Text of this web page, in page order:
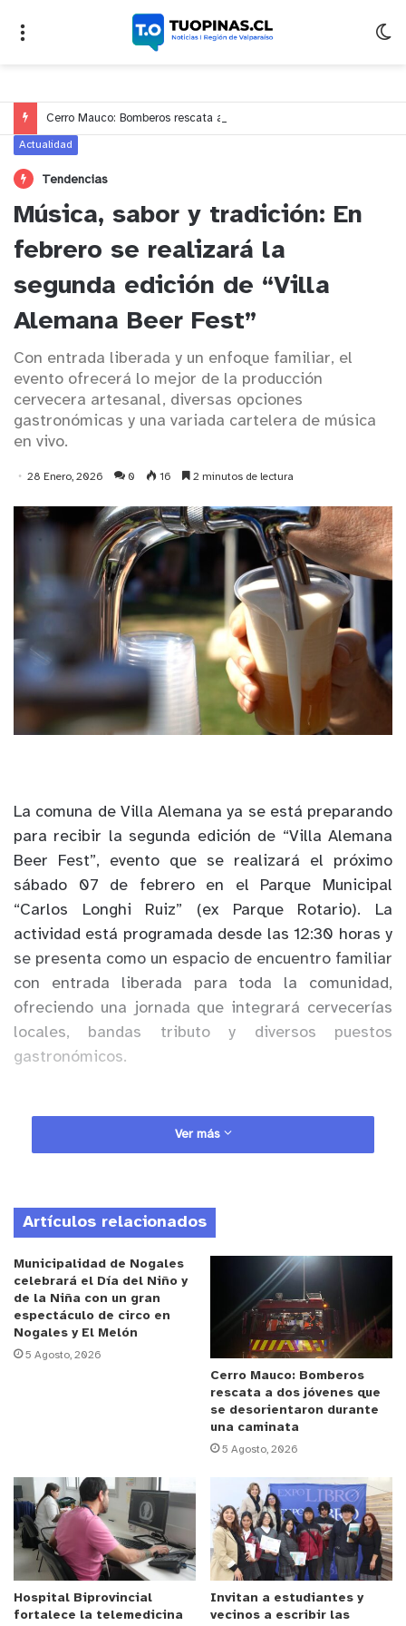
Actualidad
Tendencias
Música, sabor y tradición: En
febrero se realizará la
segunda edición de “Villa
Alemana Beer Fest”
Con entrada liberada y un enfoque familiar, el
evento ofrecerá lo mejor de la producción
cervecera artesanal, diversas opciones
gastronómicas y una variada cartelera de música
en vivo.
28 Enero, 2026 0 16 2 minutos de lectura
La comuna de Villa Alemana ya se está preparando
para recibir la segunda edición de “Villa Alemana
Beer Fest”, evento que se realizará el próximo
sábado 07 de febrero en el Parque Municipal
“Carlos Longhi Ruiz” (ex Parque Rotario). La
actividad está programada desde las 12:30 horas y
se presenta como un espacio de encuentro familiar
con entrada liberada para toda la comunidad,
ofreciendo una jornada que integrará cervecerías
locales, bandas tributo y diversos puestos
gastronómicos.
Anuncio Patrocinado
espacios para el desarrollo local. “Estamos muy
felices de abrir nuevamente las puertas del Parque
‘Carlos Longhi’ para esta gran fiesta que trae
alegría a las familias este verano y apoya
directamente a los emprendedores. Nuestra
prioridad ha sido organizar un evento donde la
gente se sienta tranquila, por eso hemos
dispuesto tecnología de detección de metales en
los puntos de entrada, lo que se suma a un
refuerzo en la seguridad para que todos puedan
disfrutar y pasar una buena tarde”, señaló el jefe
comunal.
La programación de “Villa Alemana Beer Fest”
estará marcada por una serie de presentaciones
musicales en vivo que realizarán homenajes a
Ver más
Artículos relacionados
Municipalidad de Nogales
celebrará el Día del Niño y
de la Niña con un gran
espectáculo de circo en
Nogales y El Melón
5 Agosto, 2026
Cerro Mauco: Bomberos
rescata a dos jóvenes que
se desorientaron durante
una caminata
5 Agosto, 2026
Hospital Biprovincial
fortalece la telemedicina
Invitan a estudiantes y
vecinos a escribir las